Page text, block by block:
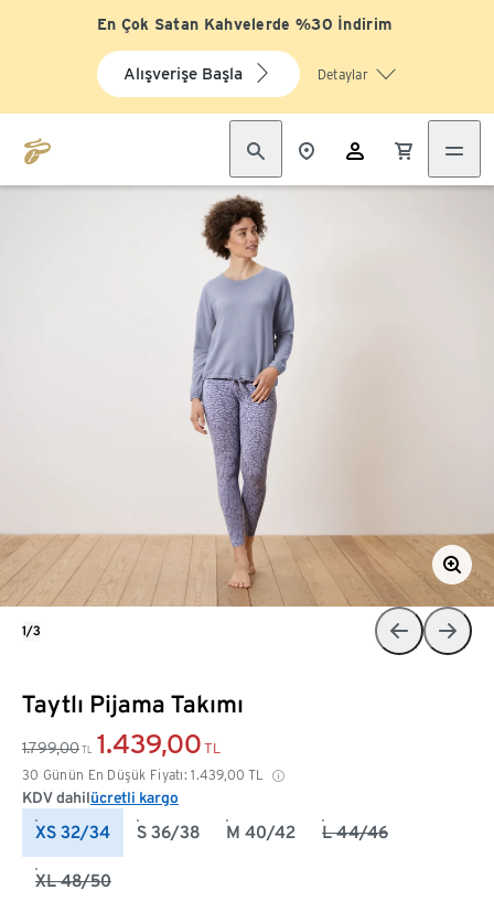
En Çok Satan Kahvelerde %30 İndirim
Alışverişe Başla Detaylar
Taytlı Pijama Takımı
1.799,00 TL 1.439,00 TL
30 Günün En Düşük Fiyatı: 1.439,00 TL
KDV dahilücretli kargo
XS 32/34 S 36/38 M 40/42 L 44/46
XL 48/50
1/3